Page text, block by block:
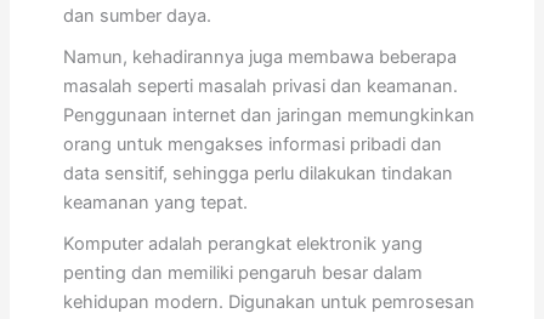
dan sumber daya.
Namun, kehadirannya juga membawa beberapa
masalah seperti masalah privasi dan keamanan.
Penggunaan internet dan jaringan memungkinkan
orang untuk mengakses informasi pribadi dan
data sensitif, sehingga perlu dilakukan tindakan
keamanan yang tepat.
Komputer adalah perangkat elektronik yang
penting dan memiliki pengaruh besar dalam
kehidupan modern. Digunakan untuk pemrosesan